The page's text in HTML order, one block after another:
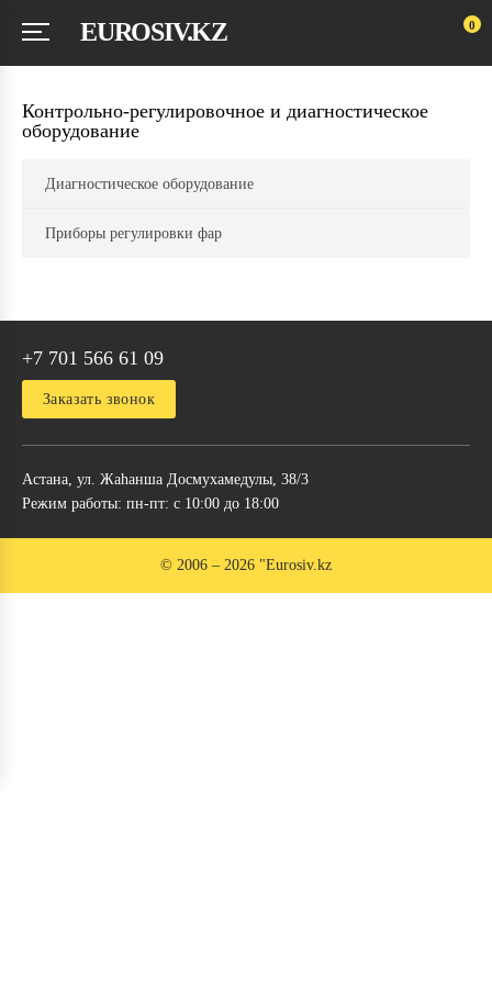
EUROSIV.KZ 0
Контрольно-регулировочное и диагностическое
оборудование
Диагностическое оборудование
Приборы регулировки фар
+7 701 566 61 09
Заказать звонок
Астана, ул. Жаhанша Досмухамедулы, 38/3
Режим работы: пн-пт: с 10:00 до 18:00
© 2006 – 2026 "Eurosiv.kz